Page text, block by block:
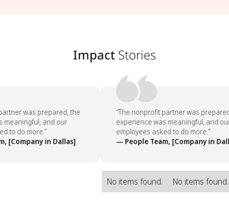
Impact Stories
was prepared, the
and our
to do more.”
[Company in Dallas]
“The nonprofit partner was
experience was meaningful, and our
employees asked to do more.”
— People Team, [Company in
No items found. No items found.